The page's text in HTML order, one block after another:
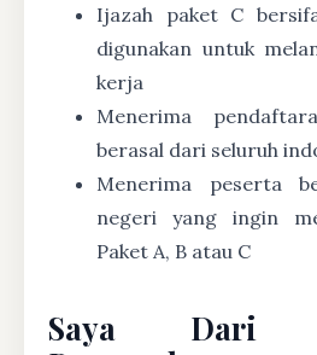
Ijazah paket C
digunakan untuk
kerja
Menerima
berasal dari seluruh
Menerima peserta
negeri yang ingin
Paket A, B atau C
Saya Dari